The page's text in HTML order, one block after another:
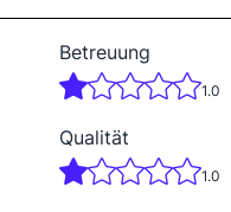
Betreuung
1.0
Qualität
1.0